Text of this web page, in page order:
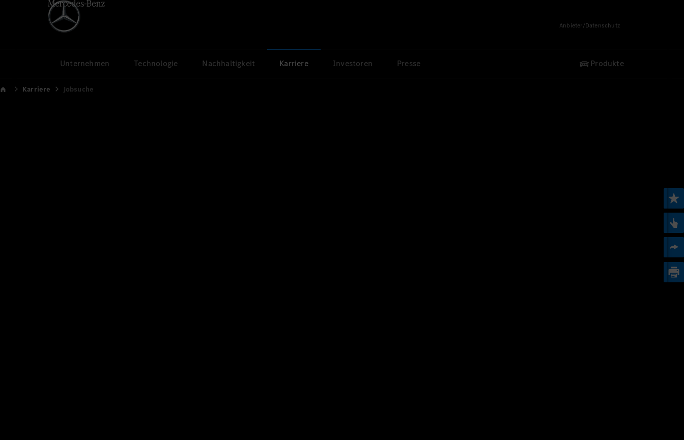
Anbieter/Datenschutz
Unternehmen Technologie Nachhaltigkeit Karriere Investoren Presse Produkte
Karriere Jobsuche